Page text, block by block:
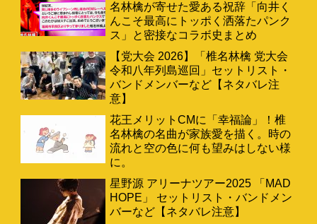
名林檎が寄せた愛ある祝辞「向井く
んこそ最高にトッポく洒落たパンク
ス」と密接なコラボ史まとめ
【党大会 2026】「椎名林檎 党大会
令和八年列島巡回」セットリスト・
バンドメンバーなど【ネタバレ注
意】
花王メリットCMに「幸福論」！椎
名林檎の名曲が家族愛を描く。時の
流れと空の色に何も望みはしない様
に。
星野源 アリーナツアー2025 「MAD
HOPE」 セットリスト・バンドメン
バーなど【ネタバレ注意】